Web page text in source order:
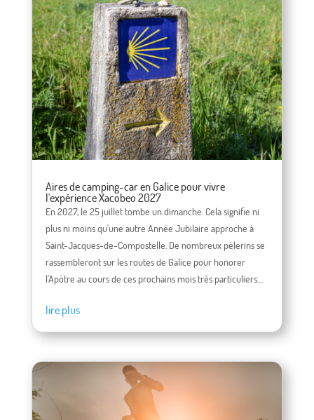
Aires de camping-car en Galice pour vivre
l'expérience Xacobeo 2027
En 2027, le 25 juillet tombe un dimanche. Cela signifie ni
plus ni moins qu'une autre Année Jubilaire approche à
Saint-Jacques-de-Compostelle. De nombreux pèlerins se
rassembleront sur les routes de Galice pour honorer
l'Apôtre au cours de ces prochains mois très particuliers....
lire plus